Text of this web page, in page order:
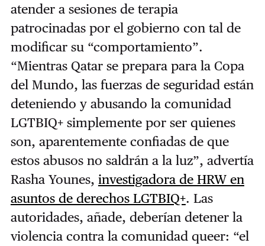
atender a sesiones de terapia
patrocinadas por el gobierno con tal de
modificar su “comportamiento”.
“Mientras Qatar se prepara para la Copa
del Mundo, las fuerzas de seguridad están
deteniendo y abusando la comunidad
LGTBIQ+ simplemente por ser quienes
son, aparentemente confiadas de que
estos abusos no saldrán a la luz”, advertía
Rasha Younes, investigadora de HRW en
asuntos de derechos LGTBIQ+. Las
autoridades, añade, deberían detener la
violencia contra la comunidad queer: “el